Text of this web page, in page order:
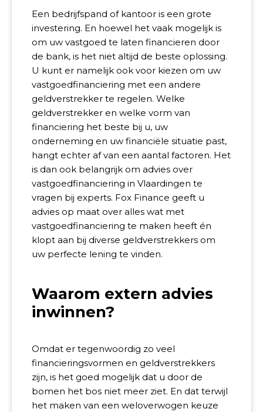
Een bedrijfspand of kantoor is een grote
investering. En hoewel het vaak mogelijk is
om uw vastgoed te laten financieren door
de bank, is het niet altijd de beste oplossing.
U kunt er namelijk ook voor kiezen om uw
vastgoedfinanciering met een andere
geldverstrekker te regelen. Welke
geldverstrekker en welke vorm van
financiering het beste bij u, uw
onderneming en uw financiële situatie past,
hangt echter af van een aantal factoren. Het
is dan ook belangrijk om advies over
vastgoedfinanciering in Vlaardingen te
vragen bij experts. Fox Finance geeft u
advies op maat over alles wat met
vastgoedfinanciering te maken heeft én
klopt aan bij diverse geldverstrekkers om
uw perfecte lening te vinden.
Waarom extern advies
inwinnen?
Omdat er tegenwoordig zo veel
financieringsvormen en geldverstrekkers
zijn, is het goed mogelijk dat u door de
bomen het bos niet meer ziet. En dat terwijl
het maken van een weloverwogen keuze